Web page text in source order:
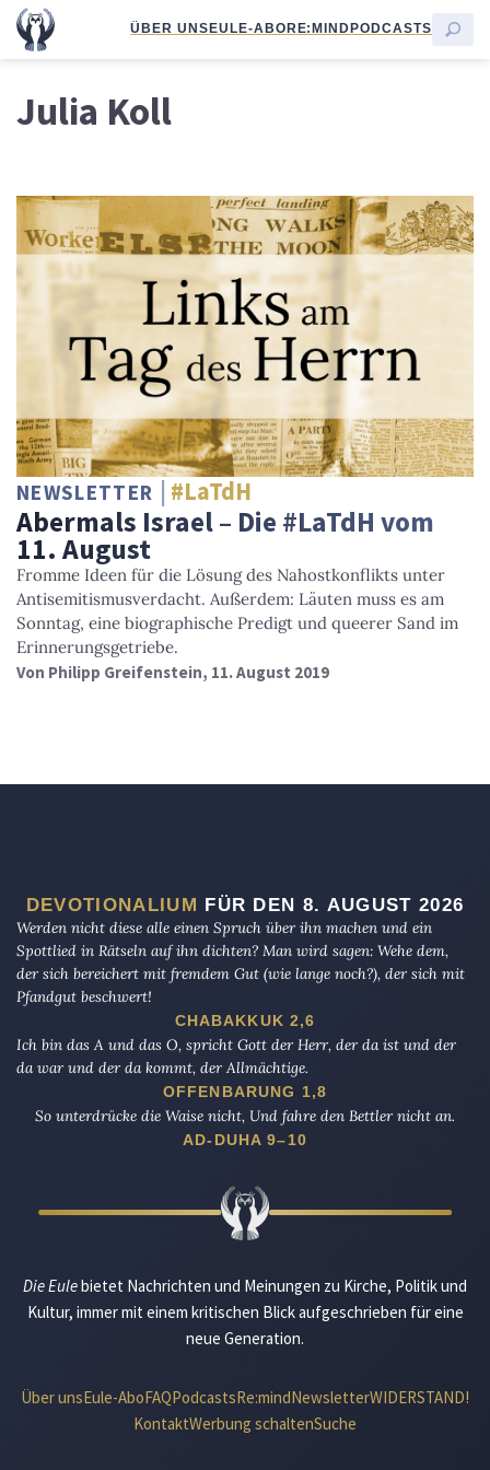
ÜBER UNSEULE-ABORE:MINDPODCASTS
Julia Koll
NEWSLETTER #LaTdH
Abermals Israel – Die #LaTdH vom
11. August
Fromme Ideen für die Lösung des Nahostkonflikts unter
Antisemitismusverdacht. Außerdem: Läuten muss es am
Sonntag, eine biographische Predigt und queerer Sand im
Erinnerungsgetriebe.
Von Philipp Greifenstein, 11. August 2019
DEVOTIONALIUM FÜR DEN 8. AUGUST 2026
Werden nicht diese alle einen Spruch über ihn machen und ein
Spottlied in Rätseln auf ihn dichten? Man wird sagen: Wehe dem,
der sich bereichert mit fremdem Gut (wie lange noch?), der sich mit
Pfandgut beschwert!
CHABAKKUK 2,6
Ich bin das A und das O, spricht Gott der Herr, der da ist und der
da war und der da kommt, der Allmächtige.
OFFENBARUNG 1,8
So unterdrücke die Waise nicht, Und fahre den Bettler nicht an.
AD-DUHA 9–10
Die Eulebietet Nachrichten und Meinungen zu Kirche, Politik und
Kultur, immer mit einem kritischen Blick aufgeschrieben für eine
neue Generation.
Über unsEule-AboFAQPodcastsRe:mindNewsletterWIDERSTAND!
KontaktWerbung schaltenSuche